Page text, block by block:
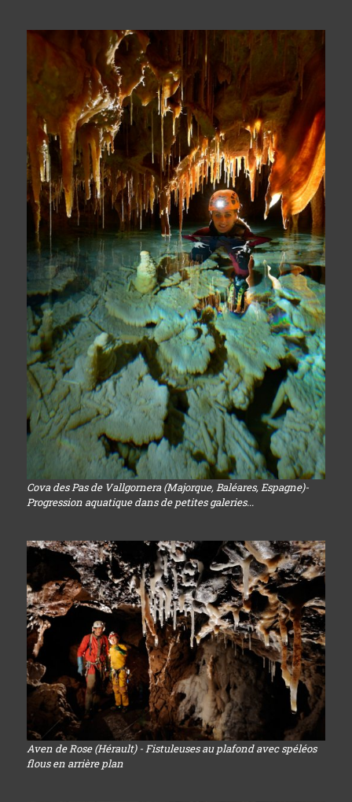
Cova des Pas de Vallgornera (Majorque, Baléares, Espagne)-
Progression aquatique dans de petites galeries...
Aven de Rose (Hérault) - Fistuleuses au plafond avec spéléos
flous en arrière plan